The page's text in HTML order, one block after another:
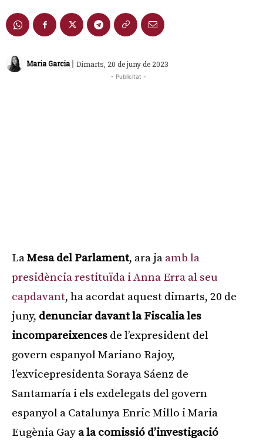
Maria Garcia | Dimarts, 20 de juny de 2023
- Publicitat -
LaMesa del Parlament, ara ja amb la
presidència restituïda i Anna Erra al seu
capdavant, ha acordat aquest dimarts, 20 de
juny, denunciar davant la Fiscalia les
incompareixences de l’expresident del
govern espanyol Mariano Rajoy,
l’exvicepresidenta Soraya Sáenz de
Santamaría i els exdelegats del govern
espanyol a Catalunya Enric Millo i Maria
Eugènia Gay a la comissió d’investigació